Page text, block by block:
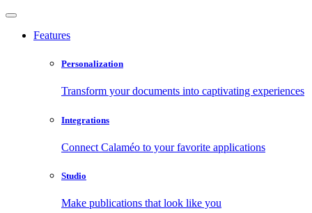
Features
Personalization
Transform your documents into captivating experiences
Integrations
Connect Calaméo to your favorite applications
Studio
Make publications that look like you